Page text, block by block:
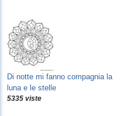
Di notte mi fanno compagnia la
luna e le stelle
5335 viste